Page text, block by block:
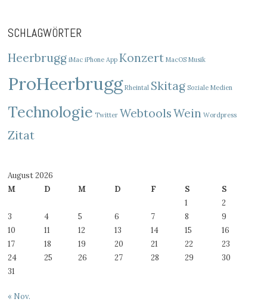
SCHLAGWÖRTER
Heerbrugg iMac iPhone App Konzert MacOS Musik
ProHeerbrugg Rheintal Skitag Soziale Medien
Technologie Twitter WebtoolsWein Wordpress
Zitat
August 2026
M
D M D F S
S
1
2
3
4 5 6 7 8
9
10
11 12 13 14 15
16
17
18 19 20 21 22
23
24
25 26 27 28 29
30
31
« Nov.